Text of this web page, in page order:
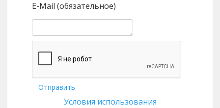
E-Mail (обязательное)
Отправить
Условия использования